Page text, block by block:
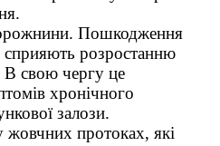
Пошкодження
сприяють розростанню
В свою чергу це
хронічного
залози.
жовчних протоках, які